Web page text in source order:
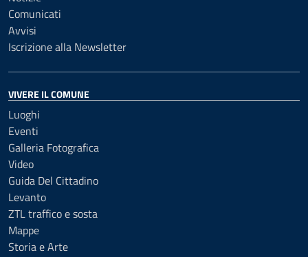
Comunicati
Avvisi
Iscrizione alla Newsletter
VIVERE IL COMUNE
Luoghi
Eventi
Galleria Fotografica
Video
Guida Del Cittadino
Levanto
ZTL traffico e sosta
Mappe
Storia e Arte